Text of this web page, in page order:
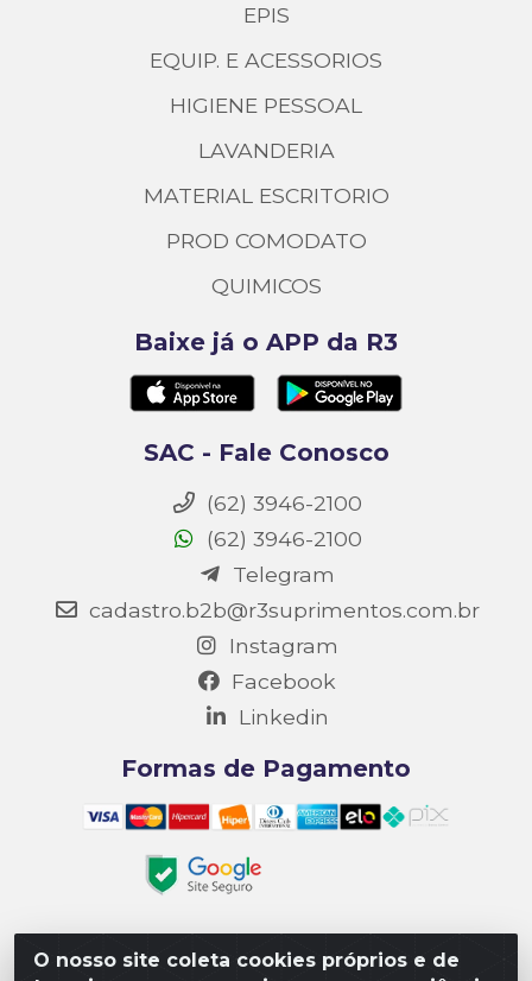
O nosso site coleta cookies próprios e de
EPIS
EQUIP. E ACESSORIOS
HIGIENE PESSOAL
LAVANDERIA
MATERIAL ESCRITORIO
PROD COMODATO
QUIMICOS
Baixe já o APP da R3
SAC - Fale Conosco
(62) 3946-2100
(62) 3946-2100
Telegram
cadastro.b2b@r3suprimentos.com.br
Instagram
Facebook
Linkedin
Formas de Pagamento
Matriz R3 Suprimentos - Rua 14, Polo Empresarial Goiás